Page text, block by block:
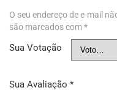
O seu endereço de e-mail
são marcados com*
Sua Votação
Sua Avaliação *